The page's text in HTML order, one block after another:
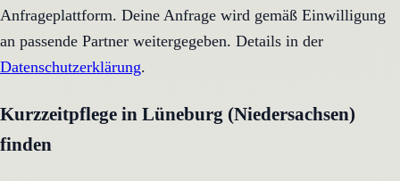
Anfrageplattform. Deine Anfrage wird gemäß Einwilligung
an passende Partner weitergegeben. Details in der
Datenschutzerklärung.
Kurzzeitpflege in Lüneburg (Niedersachsen)
finden